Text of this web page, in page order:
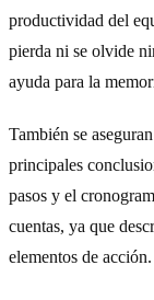
productividad del
pierda ni se olvide
ayuda para la
También se
principales
pasos y el
cuentas, ya que
elementos de acción.